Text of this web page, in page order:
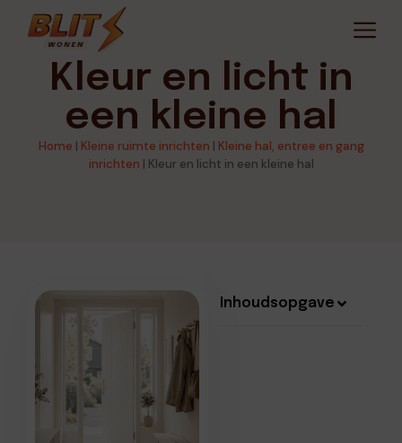
Kleur en licht in
een kleine hal
Home | Kleine ruimte inrichten | Kleine hal, entree en gang
inrichten | Kleur en licht in een kleine hal
Inhoudsopgave